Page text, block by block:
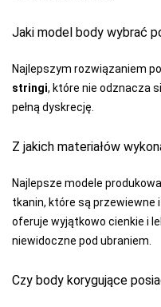
Jaki model body wybrać
Najlepszym rozwiązaniem
stringi, które nie odznacza
pełną dyskrecję.
Z jakich materiałów
Najlepsze modele
tkanin, które są przewiewne
oferuje wyjątkowo cienkie i
niewidoczne pod ubraniem.
Czy body korygujące